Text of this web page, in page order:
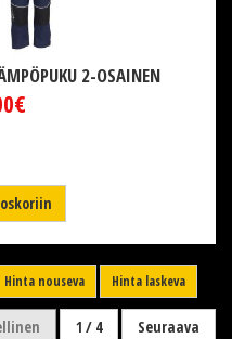
2-OSAINEN
Hinta nouseva Hinta laskeva
1 / 4 Seuraava